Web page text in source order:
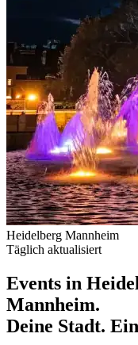
Heidelberg Mannheim
Täglich aktualisiert
Events in
Mannheim.
Deine Stadt.